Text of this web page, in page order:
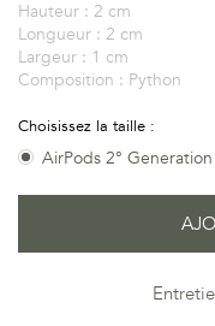
Hauteur : 2 cm
Longueur : 2 cm
Largeur : 1 cm
Composition : Python
Choisissez la taille :
AirPods 2° Generation